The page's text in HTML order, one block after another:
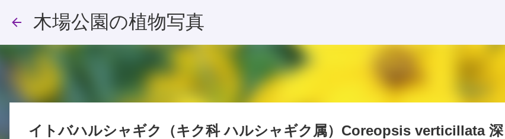
木場公園の植物写真
イトバハルシャギク（キク科 ハルシャギク属）Coreopsis verticillata 深